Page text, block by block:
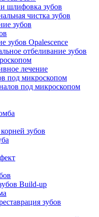
шлифовка зубов
чистка зубов
зубов
зубов Opalescence
отбеливание зубов
лечение
под микроскопом
под микроскопом
зубов
Build-up
зубов